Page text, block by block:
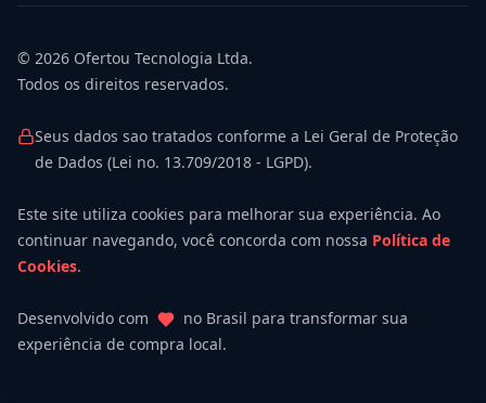
© 2026 Ofertou Tecnologia Ltda.
Todos os direitos reservados.
Seus dados sao tratados conforme a Lei Geral de Proteção
de Dados (Lei no. 13.709/2018 - LGPD).
Este site utiliza cookies para melhorar sua experiência. Ao
continuar navegando, você concorda com nossa Política de
Cookies.
Desenvolvido com
no Brasil para transformar sua
experiência de compra local.